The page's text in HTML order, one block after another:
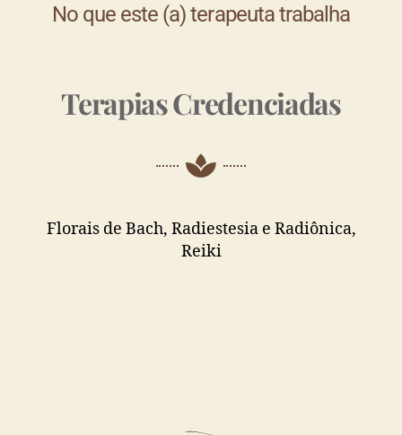
No que este (a) terapeuta trabalha
Terapias Credenciadas
Florais de Bach, Radiestesia e Radiônica,
Reiki